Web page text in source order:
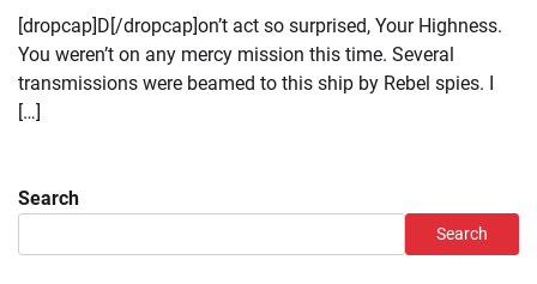
[dropcap]D[/dropcap]on’t act so surprised, Your Highness.
You weren’t on any mercy mission this time. Several
transmissions were beamed to this ship by Rebel spies. I
[…]
Search
Search